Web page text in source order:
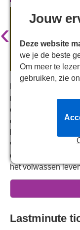
‹
Na twintig jaar
musical Avenue
eindelijk terug
ondeugende en
brengt poppen
verhaal te
een vervallen
het volwassen
Waarom je
volwassenen en
eigenzinnig
Lastminute
Jouw
Deze website
we je de beste
Om meer te
gebruiken, zie